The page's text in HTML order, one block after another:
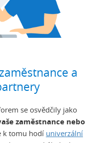
a
se osvědčily jako
zaměstnance nebo
k tomu hodí univerzální